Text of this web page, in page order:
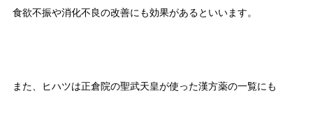
食欲不振や消化不良の改善にも効果があるといいます。
また、ヒハツは正倉院の聖武天皇が使った漢方薬の一覧にも